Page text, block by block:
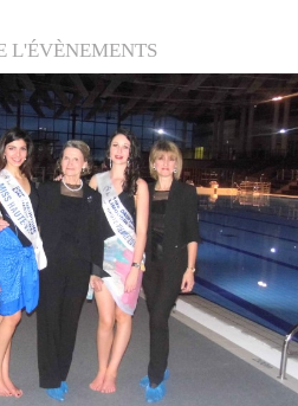
L'ÉVÈNEMENTS